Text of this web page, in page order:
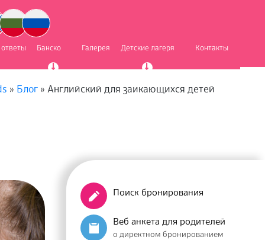
Банско Галерея Детские лагеря Контакты
» Блог» Английский для заикающихся детей
Поиск бронирования
Веб анкета для родителей
о директном бронированием